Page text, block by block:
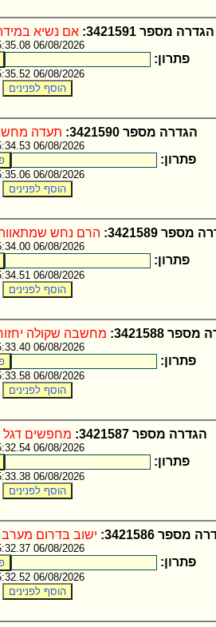
הגדרה מספר 3421591: אם נשיא
06/08/2026 15:35.08
פתרון:
06/08/2026 15:35.52
הגדרה מספר 3421590: תעדה
06/08/2026 15:34.53
פתרון:
06/08/2026 15:35.06
מספר 3421589: הרם נחש שמתאווה
06/08/2026 15:34.00
פתרון:
06/08/2026 15:34.51
3421588: מחשבה שקולה יחזור
06/08/2026 15:33.40
פתרון:
06/08/2026 15:33.58
הגדרה מספר 3421587: מחפשים דגל
06/08/2026 15:32.54
פתרון:
06/08/2026 15:33.38
מספר 3421586: ישוב בדרום מערב
06/08/2026 15:32.37
פתרון:
06/08/2026 15:32.52